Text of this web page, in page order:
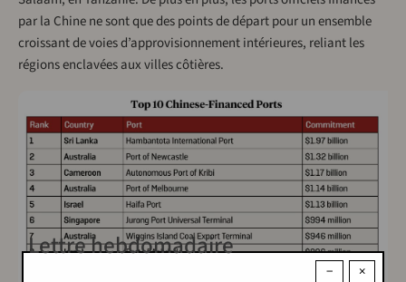
par la Chine ne sont que des points de départ pour un ensemble
croissant de voies d’approvisionnement intérieures, reliant les
régions enclavées aux villes côtières.
×
−
Lettre hebdomadaire